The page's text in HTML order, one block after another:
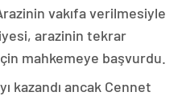
vakıfa verilmesiyle
arazinin tekrar
mahkemeye başvurdu.
kazandı ancak Cennet